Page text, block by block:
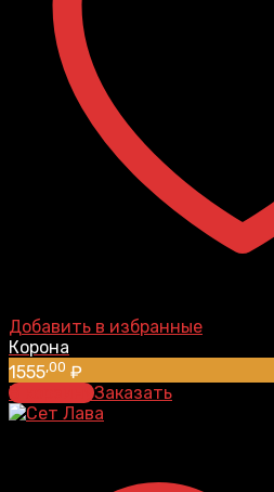
Добавить в избранные
Корона
1555,00 ₽
В корзинуЗаказать